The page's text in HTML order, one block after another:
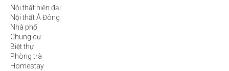
Nội thất hiện đại
Nội thất Á Đông
Nhà phố
Chung cư
Biệt thự
Phòng trà
Homestay